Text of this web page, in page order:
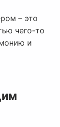
– это
чего-то
и